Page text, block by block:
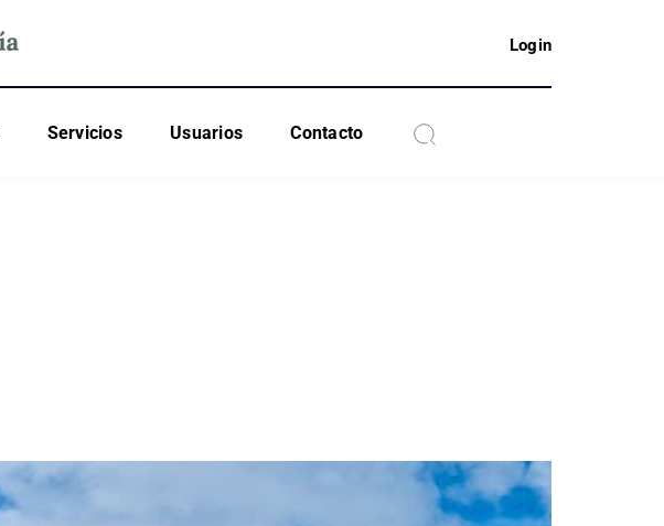
Login
Servicios Usuarios Contacto